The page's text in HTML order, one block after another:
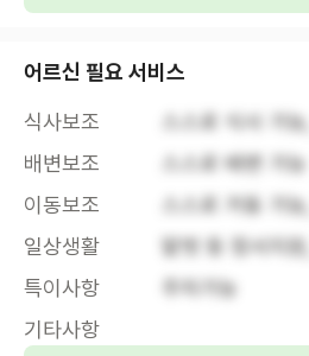
어르신 필요 서비스
식사보조
스스로 식사 가
배변보조
스스로 배변 가능
이동보조
스스로 거동 가
일상생활
말벗 등 정서지
특이사항
주차가능
기타사항